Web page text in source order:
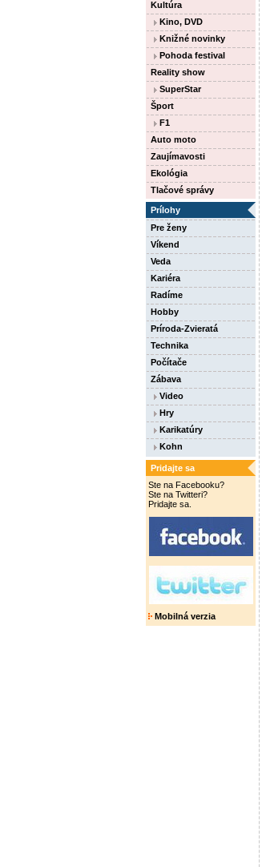
Kultúra
Kino, DVD
Knižné novinky
Pohoda festival
Reality show
SuperStar
Šport
F1
Auto moto
Zaujímavosti
Ekológia
Tlačové správy
Prílohy
Pre ženy
Víkend
Veda
Kariéra
Radíme
Hobby
Príroda-Zvieratá
Technika
Počítače
Zábava
Video
Hry
Karikatúry
Kohn
Pridajte sa
Ste na Facebooku?
Ste na Twitteri?
Pridajte sa.
Mobilná verzia